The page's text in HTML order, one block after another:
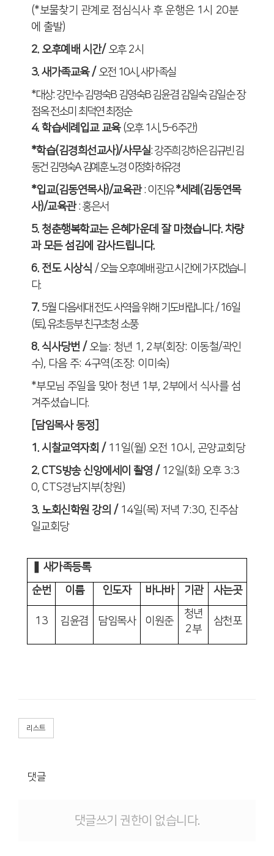
(*보물찾기 관계로 점심식사 후 운행은 1 시 20분
에 출발)
2.오후예배 시간/ 오후 2시
3.새가족교육/오전 10시 ,새가족실
*대상: 강만수 김명숙B 김영숙B김윤겸 김일숙 김일순 장
점옥 전소미 최덕연 최정순
4.학습세례입교 교육 (오후 1시 , 5-6주간)
*학습(김경희선교사)/사무실: 강주희 강하은 김규빈 김
동건 김명숙A김예훈 노경 이정화 허유경
*입교(김동연목사)/교육관: 이진유*세례 (김동연목
사)/교육관 : 홍은서
5. 청춘행복학교는 은혜가운데 잘 마쳤습니다. 차량
과 모든 섬김에 감사드립니다.
6. 전도 시상식 /오늘 오후예배 광고 시간에 가지겠습니
다.
7. 5월 다음세대 전도 사역을 위해 기도바랍니다. / 16일
(토),유초등부 친구초청 소풍
8. 식사당번 / 오늘: 청년 1, 2부(회장: 이동철/곽인
수), 다음 주: 4구역(조장: 이미숙)
*부모님 주일을 맞아 청년 1부, 2부에서 식사를 섬
겨주셨습니다.
담임목사 동정
1.시찰교역자회 / 11 일(월) 오전 10시 , 곤양교회당
2. CTS방송 신앙에세이 촬영 / 12일(화) 오후 3:3
0, CTS경남지부(창원)
3.노회신학원 강의 / 14일(목) 저녁 7:30, 진주삼
일교회당
❚ 새가족등록
순번
이름 인도자 바나바 기관 사는곳
13 김윤겸 담임목사 이원준
청년
2부
삼천포
리스트
댓글
댓글쓰기 권한이 없습니다.